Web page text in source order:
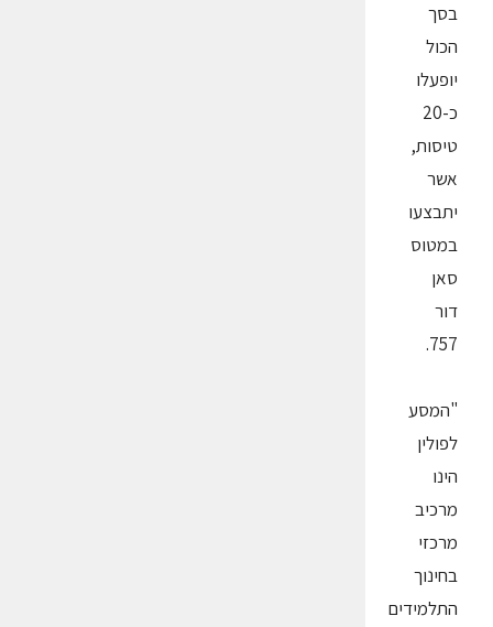
בסך
הכול
יופעלו
כ-20
טיסות,
אשר
יתבצעו
במטוס
סאן
דור
757.
"המסע
לפולין
הינו
מרכיב
מרכזי
בחינוך
התלמידים